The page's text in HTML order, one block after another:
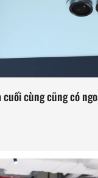
cùng cũng có